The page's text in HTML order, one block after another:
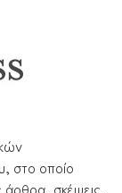
στο οποίο
άρθρα, σκέψεις,